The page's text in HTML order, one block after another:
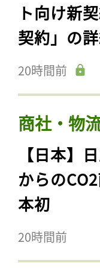
ト向け新
契約」の
20時間前
商社・物
【日本】
からの
本初
20時間前